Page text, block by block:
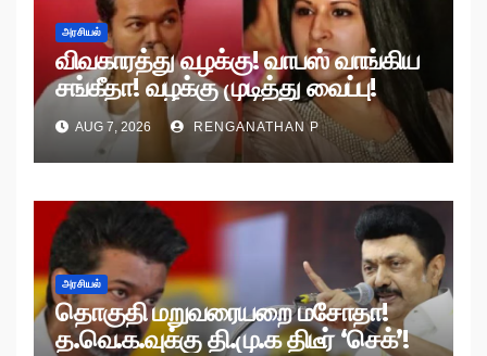
அரசியல்
விவகாரத்து வழக்கு! வாபஸ் வாங்கிய
சங்கீதா! வழக்கு முடித்து வைப்பு!
AUG 7, 2026 RENGANATHAN P
அரசியல்
தொகுதி மறுவரையறை மசோதா!
த.வெ.க.வுக்கு தி.மு.க திடீர் ‘செக்’!